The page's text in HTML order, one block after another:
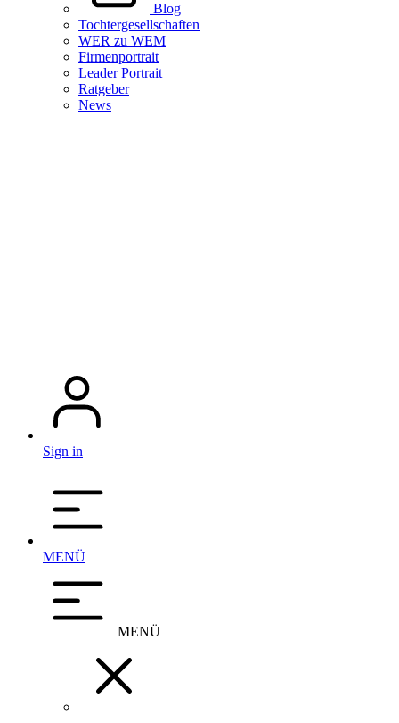
Blog
Tochtergesellschaften
WER zu WEM
Firmenportrait
Leader Portrait
Ratgeber
News
Sign in
MENÜ
MENÜ